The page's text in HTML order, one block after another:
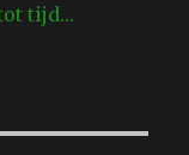
tijd…